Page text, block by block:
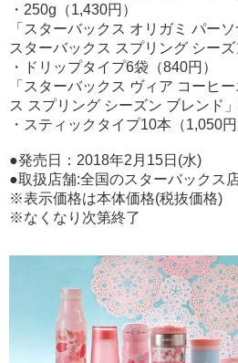
・250g（1,430円）
「スターバックス オリガミ パー
スターバックス スプリング シー
・ドリップタイプ6袋（840円）
「スターバックス ヴィア コーヒ
ス スプリング シーズン ブレンド
・スティックタイプ10本（1,050円
●発売日：2018年2月15日(水)
●取扱店舗:全国のスターバックス
※表示価格は本体価格(税抜価格)
※なくなり次第終了